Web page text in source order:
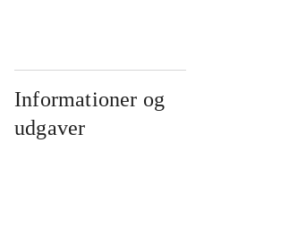
Informationer og
udgaver